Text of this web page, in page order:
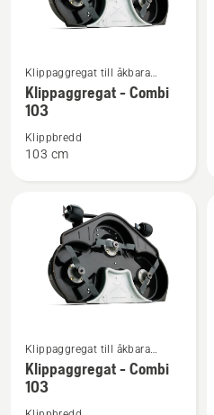
mer
information
Klippaggregat
Klippaggregat till åkbara
frontrotorklippare för
hemmabruk
Klippaggregat - Combi
103
Klippbredd
103 cm
mer
information
Klippaggregat till åkbara
frontrotorklippare för
hemmabruk
Klippaggregat - Combi
103